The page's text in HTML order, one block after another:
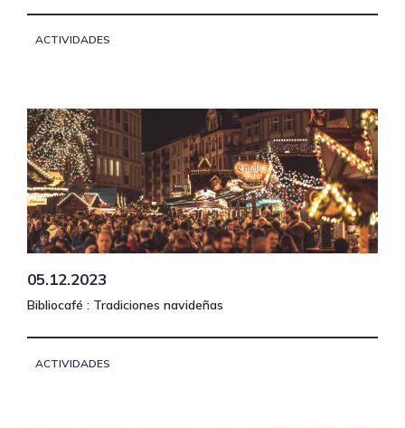
ACTIVIDADES
05.12.2023
Bibliocafé : Tradiciones navideñas
ACTIVIDADES